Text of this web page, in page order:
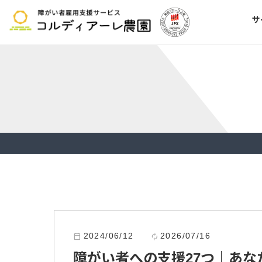
サ
calendar_today 2024/06/12 autorenew 2026/07/16
障がい者への支援27つ｜あ